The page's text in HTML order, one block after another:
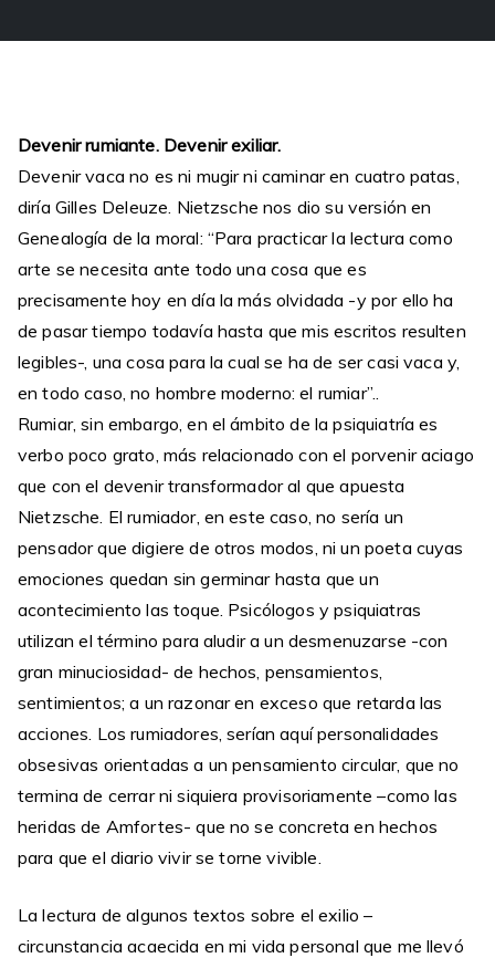
Devenir rumiante. Devenir exiliar.
Devenir vaca no es ni mugir ni caminar en cuatro patas,
diría Gilles Deleuze. Nietzsche nos dio su versión en
Genealogía de la moral: “Para practicar la lectura como
arte se necesita ante todo una cosa que es
precisamente hoy en día la más olvidada -y por ello ha
de pasar tiempo todavía hasta que mis escritos resulten
legibles-, una cosa para la cual se ha de ser casi vaca y,
en todo caso, no hombre moderno: el rumiar”..
Rumiar, sin embargo, en el ámbito de la psiquiatría es
verbo poco grato, más relacionado con el porvenir aciago
que con el devenir transformador al que apuesta
Nietzsche. El rumiador, en este caso, no sería un
pensador que digiere de otros modos, ni un poeta cuyas
emociones quedan sin germinar hasta que un
acontecimiento las toque. Psicólogos y psiquiatras
utilizan el término para aludir a un desmenuzarse -con
gran minuciosidad- de hechos, pensamientos,
sentimientos; a un razonar en exceso que retarda las
acciones. Los rumiadores, serían aquí personalidades
obsesivas orientadas a un pensamiento circular, que no
termina de cerrar ni siquiera provisoriamente –como las
heridas de Amfortes- que no se concreta en hechos
para que el diario vivir se torne vivible.
La lectura de algunos textos sobre el exilio –
circunstancia acaecida en mi vida personal que me llevó